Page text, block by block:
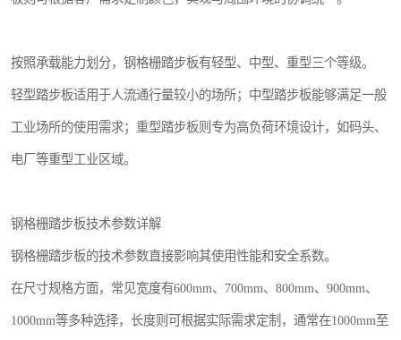
按照承载能力划分，钢格栅踏步板有轻型、中型、重型三个等级。
轻型踏步板适用于人流通行量较小的场所；中型踏步板能够满足一般
工业场所的使用需求；重型踏步板则专为高负荷环境设计，如码头、
电厂等重型工业区域。
钢格栅踏步板技术参数详解
钢格栅踏步板的技术参数直接影响其使用性能和安全系数。
在尺寸规格方面，常见宽度有600mm、700mm、800mm、900mm、
1000mm等多种选择，长度则可根据实际需求定制，通常在1000mm至